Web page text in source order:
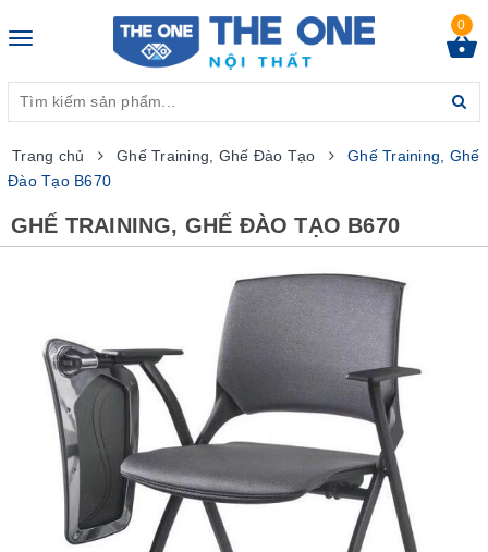
Toggle
0
Trang chủ Ghế Training, Ghế Đào Tạo
Ghế Training, Ghế
Đào Tạo B670
GHẾ TRAINING, GHẾ ĐÀO TẠO B670